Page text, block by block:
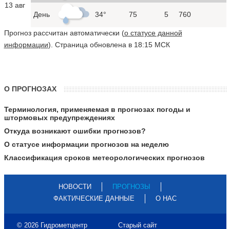
13 авг
День 34° 75 5 760
Прогноз рассчитан автоматически (о статусе данной
информации). Страница обновлена в 18:15 МСК
О ПРОГНОЗАХ
Терминология, применяемая в прогнозах погоды и
штормовых предупреждениях
Откуда возникают ошибки прогнозов?
О статусе информации прогнозов на неделю
Классификация сроков метеорологических прогнозов
НОВОСТИ
ПРОГНОЗЫ
ФАКТИЧЕСКИЕ ДАННЫЕ
О НАС
© 2026 Гидрометцентр
Старый сайт